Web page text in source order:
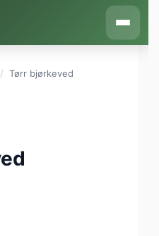
Tørr bjørkeved